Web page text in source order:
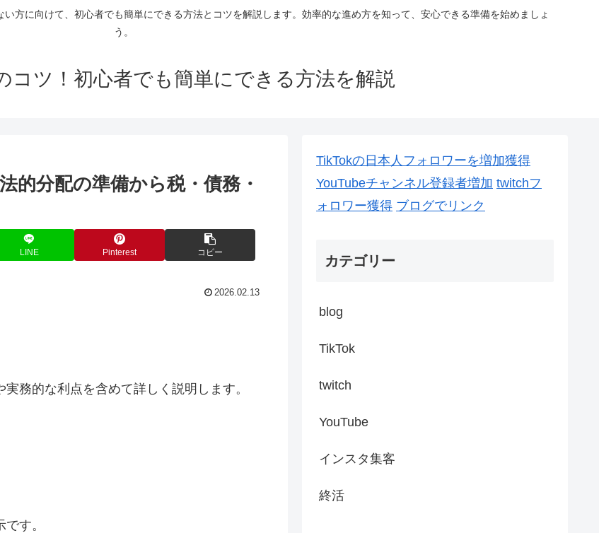
方に向けて、初心者でも簡単にできる方法とコツを解説します。効率的な進め方を知って、安心できる準備を始めましょ
う。
コツ！初心者でも簡単にできる方法を解説
分配の準備から税・債務・
LINE Pinterest コピー
2026.02.13
務的な利点を含めて詳しく説明します。
す。
TikTokの日本人フォロワーを増加獲得
YouTubeチャンネル登録者増加 twitchフ
ォロワー獲得 ブログでリンク
カテゴリー
blog
TikTok
twitch
YouTube
インスタ集客
終活